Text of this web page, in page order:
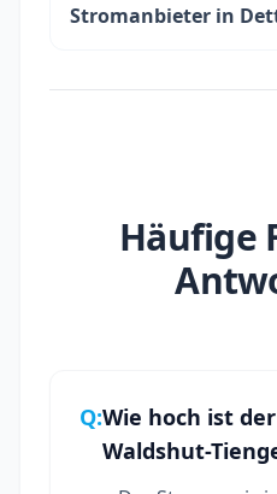
Stromanbieter in
Häufige
Q:Wie hoch ist
Waldshut-